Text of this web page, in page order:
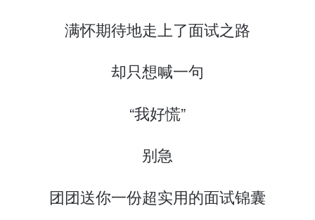
满怀期待地走上了面试之路
却只想喊一句
“我好慌”
别急
团团送你一份超实用的面试锦囊